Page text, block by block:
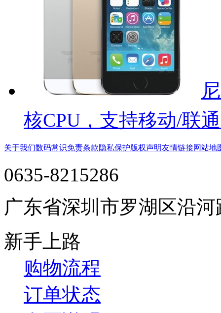
核CPU，支持移动/联
关于我们数码常识免责条款隐私保护版权声明友情链接网站地
0635-8215286
广东省深圳市罗湖区沿河
新手上路
购物流程
订单状态